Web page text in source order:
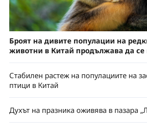
Броят на дивите популации на
животни в Китай продължава да се
Стабилен растеж на популациите на
птици в Китай
Духът на празника оживява в пазара